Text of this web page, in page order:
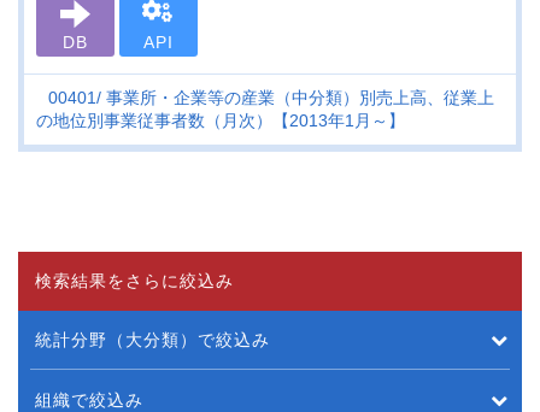
DB API
00401 事業所・企業等の産業（中分類）別売上高、従業上
の地位別事業従事者数（月次）【2013年1月～】
検索結果をさらに絞込み
統計分野（大分類）で絞込み
組織で絞込み